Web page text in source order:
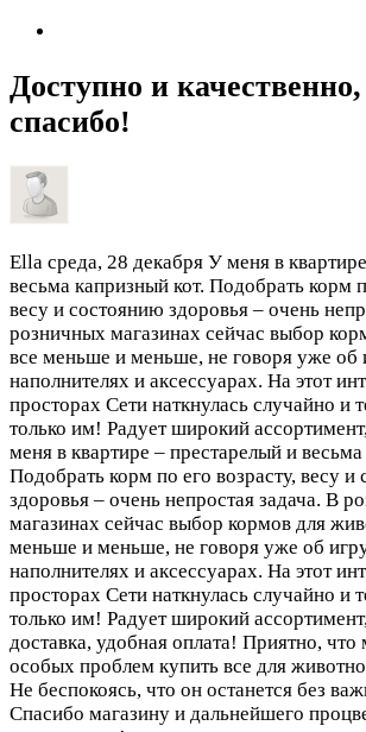
Доступно и
спасибо!
Ella среда, 28 декабря У меня в
весьма капризный кот. Подобрать корм
весу и состоянию здоровья – очень
розничных магазинах сейчас выбор
все меньше и меньше, не говоря уже об
наполнителях и аксессуарах. На этот
просторах Сети наткнулась случайно и
только им! Радует широкий
меня в квартире – престарелый и
Подобрать корм по его возрасту, весу и
здоровья – очень непростая задача. В
магазинах сейчас выбор кормов для
меньше и меньше, не говоря уже об
наполнителях и аксессуарах. На этот
просторах Сети наткнулась случайно и
только им! Радует широкий
доставка, удобная оплата! Приятно,
особых проблем купить все для
Не беспокоясь, что он останется без
Спасибо магазину и дальнейшего